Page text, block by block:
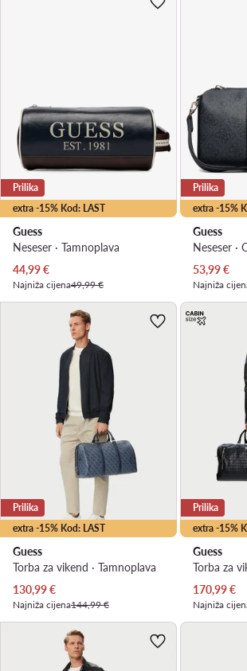
extra -15% Kod: LAST
Prilika
Guess
Neseser · Tamnoplava
Trenutna cijena
44,99€
Najniža cijena49,99 €
extra -15%
Prilika
Guess
Neseser ·
Trenutna
53,99€
Najniža
extra -15% Kod: LAST
Prilika
Guess
Torba za vikend · Tamnoplava
Trenutna cijena
130,99€
Najniža cijena144,99 €
extra -15%
Prilika
Guess
Torba za
Trenutna
170,99€
Najniža